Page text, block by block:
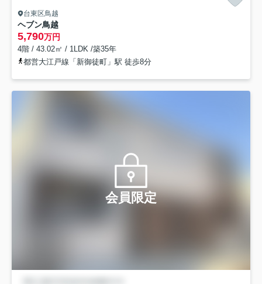
台東区鳥越
ヘブン鳥越
5,790万円
4階 / 43.02㎡ / 1LDK /築35年
都営大江戸線「新御徒町」駅 徒歩8分
会員限定